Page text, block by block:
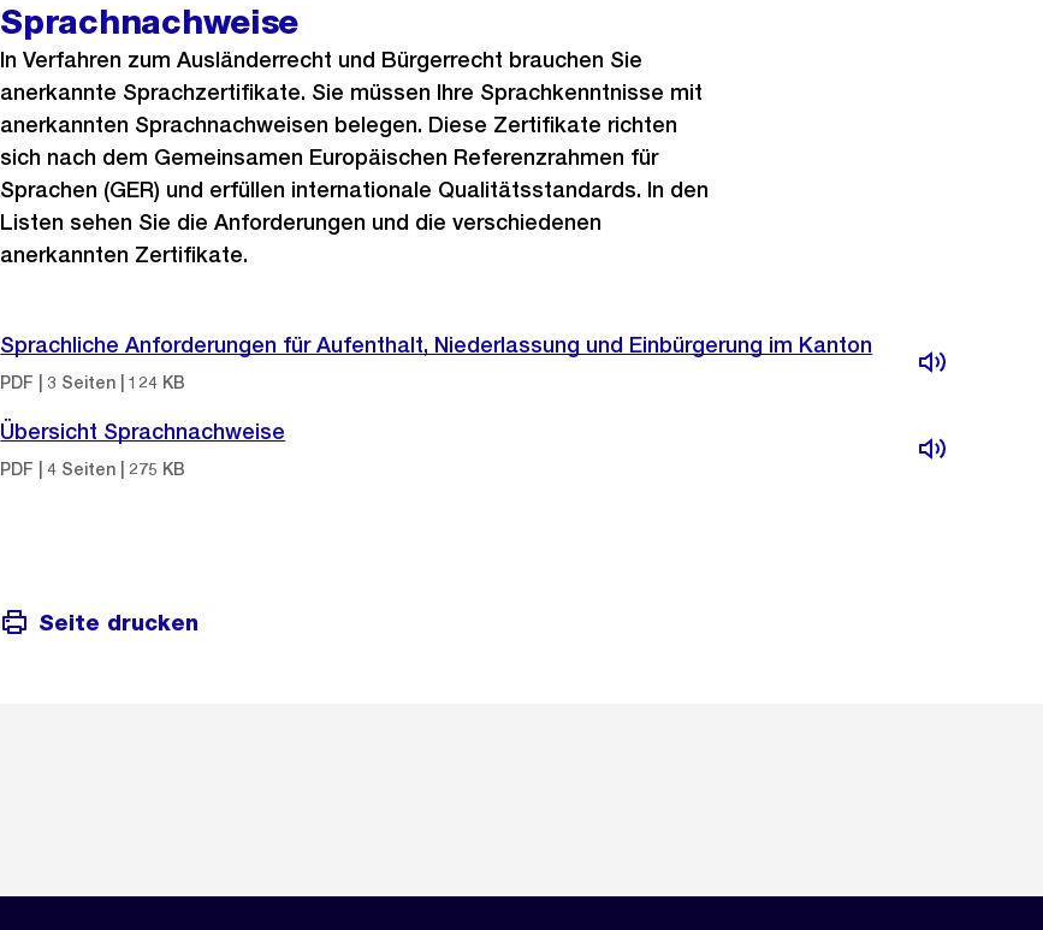
Sprachnachweise
In Verfahren zum Ausländerrecht und Bürgerrecht brauchen Sie
anerkannte Sprachzertifikate. Sie müssen Ihre Sprachkenntnisse mit
anerkannten Sprachnachweisen belegen. Diese Zertifikate richten
sich nach dem Gemeinsamen Europäischen Referenzrahmen für
Sprachen (GER) und erfüllen internationale Qualitätsstandards. In den
Listen sehen Sie die Anforderungen und die verschiedenen
anerkannten Zertifikate.
Sprachliche Anforderungen für Aufenthalt, Niederlassung und Einbürgerung im Kanton
PDF | 3 Seiten | 124 KB
Übersicht Sprachnachweise
PDF | 4 Seiten | 275 KB
Seite drucken